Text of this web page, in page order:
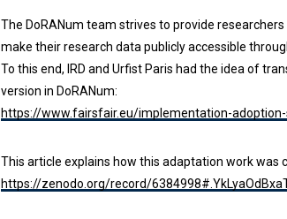
The DoRANum team strives to provide
make their research data publicly accessible
To this end, IRD and Urfist Paris had the idea of
version in DoRANum:
https://www.fairsfair.eu/implementation-
This article explains how this adaptation work was
https://zenodo.org/record/